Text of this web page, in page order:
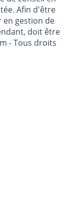
Afin d'être
en gestion de
doit être
- Tous droits